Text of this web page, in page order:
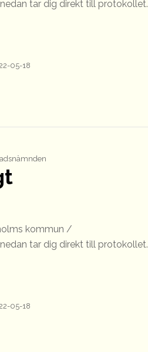
tar dig direkt till protokollet.
05-18
kommun /
tar dig direkt till protokollet.
05-18